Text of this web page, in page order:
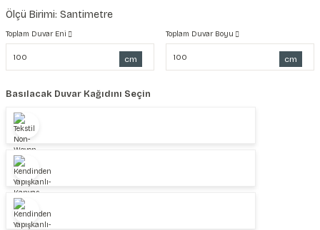
Ölçü Birimi: Santimetre
Toplam Duvar Eni
cm
Toplam Duvar Boyu
cm
Basılacak Duvar Kağıdını Seçin